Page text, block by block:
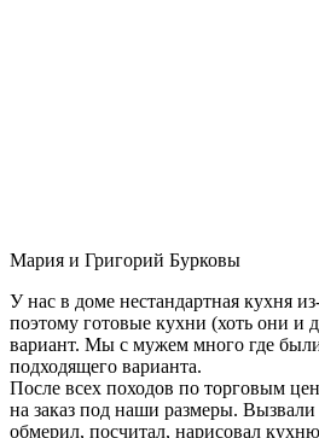
Мария и Григорий Бурковы
У нас в доме нестандартная кухня
поэтому готовые кухни (хоть они и
вариант. Мы с мужем много где
подходящего варианта.
После всех походов по торговым
на заказ под наши размеры.
обмерил, посчитал, нарисовал